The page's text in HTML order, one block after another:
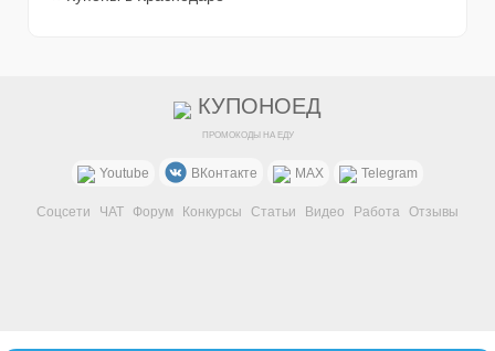
КУПОНОЕД
ПРОМОКОДЫ НА ЕДУ
Youtube ВКонтакте MAX Telegram
Соцсети ЧАТ Форум Конкурсы Статьи Видео Работа Отзывы